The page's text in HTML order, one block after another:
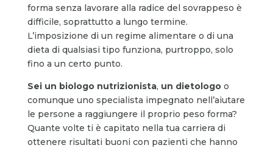
forma senza lavorare alla radice del sovrappeso è
difficile, soprattutto a lungo termine.
L’imposizione di un regime alimentare o di una
dieta di qualsiasi tipo funziona, purtroppo, solo
fino a un certo punto.
Sei un biologo nutrizionista, un dietologoo
comunque uno specialista impegnato nell’aiutare
le persone a raggiungere il proprio peso forma?
Quante volte ti è capitato nella tua carriera di
ottenere risultati buoni con pazienti che hanno